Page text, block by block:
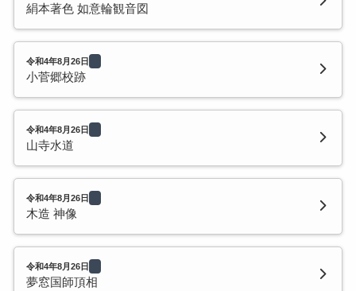
絹本著色 如意輪観音図
令和4年8月26日
小菅郷校跡
令和4年8月26日
山寺水道
令和4年8月26日
木造 神像
令和4年8月26日
夢窓国師頂相